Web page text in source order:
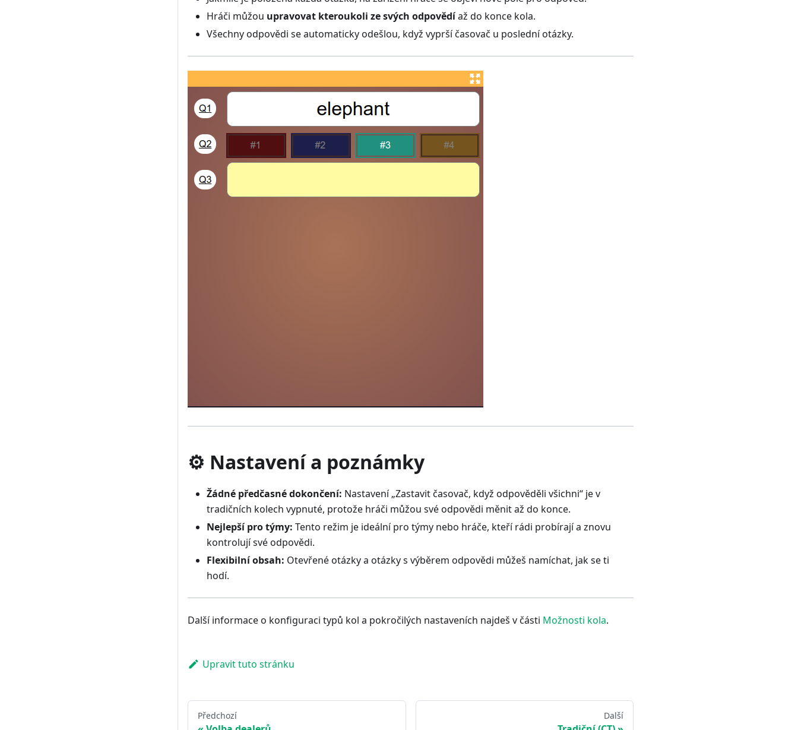
Hráči můžou upravovat kteroukoli ze svých odpovědíaž do konce kola.
Všechny odpovědi se automaticky odešlou, když vyprší časovač u poslední otázky.
⚙️ Nastavení a poznámky
Žádné předčasné dokončení: Nastavení „Zastavit časovač, když odpověděli všichni“ je v
tradičních kolech vypnuté, protože hráči můžou své odpovědi měnit až do konce.
Nejlepší pro týmy: Tento režim je ideální pro týmy nebo hráče, kteří rádi probírají a znovu
kontrolují své odpovědi.
Flexibilní obsah: Otevřené otázky a otázky s výběrem odpovědi můžeš namíchat, jak se ti
hodí.
Další informace o konfiguraci typů kol a pokročilých nastaveních najdeš v části Možnosti kola.
Upravit tuto stránku
Předchozí Další